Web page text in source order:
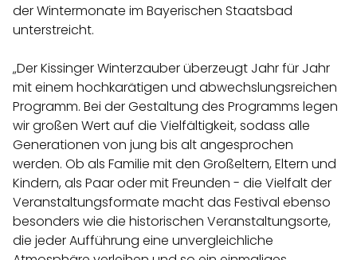
der Wintermonate im Bayerischen Staatsbad
unterstreicht.
„Der Kissinger Winterzauber überzeugt Jahr für Jahr
mit einem hochkarätigen und abwechslungsreichen
Programm. Bei der Gestaltung des Programms legen
wir großen Wert auf die Vielfältigkeit, sodass alle
Generationen von jung bis alt angesprochen
werden. Ob als Familie mit den Großeltern, Eltern und
Kindern, als Paar oder mit Freunden - die Vielfalt der
Veranstaltungsformate macht das Festival ebenso
besonders wie die historischen Veranstaltungsorte,
die jeder Aufführung eine unvergleichliche